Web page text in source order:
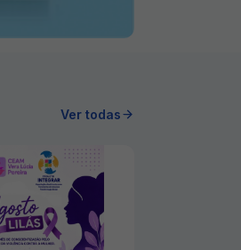
Ver todas